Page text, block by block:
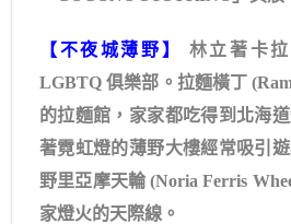
【不夜城薄野】 林立著卡
LGBTQ 俱樂部。拉麵橫丁
的拉麵館，家家都吃得到北海
著霓虹燈的薄野大樓經常吸引
野里亞摩天輪 (Noria Ferris
家燈火的天際線。